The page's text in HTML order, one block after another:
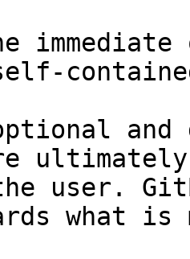
and
user.
what